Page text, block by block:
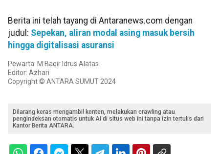
Berita ini telah tayang di Antaranews.com dengan
judul: Sepekan, aliran modal asing masuk bersih
hingga digitalisasi asuransi
Pewarta: M Baqir Idrus Alatas
Editor: Azhari
Copyright © ANTARA SUMUT 2024
Dilarang keras mengambil konten, melakukan crawling atau
pengindeksan otomatis untuk AI di situs web ini tanpa izin tertulis dari
Kantor Berita ANTARA.